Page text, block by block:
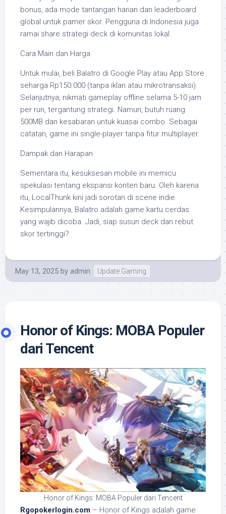
bonus, ada mode tantangan harian dan leaderboard
global untuk pamer skor. Pengguna di Indonesia juga
ramai share strategi deck di komunitas lokal.
Cara Main dan Harga
Untuk mulai, beli Balatro di Google Play atau App Store
seharga Rp150.000 (tanpa iklan atau mikrotransaksi).
Selanjutnya, nikmati gameplay offline selama 5-10 jam
per run, tergantung strategi. Namun, butuh ruang
500MB dan kesabaran untuk kuasai combo. Sebagai
catatan, game ini single-player tanpa fitur multiplayer.
Dampak dan Harapan
Sementara itu, kesuksesan mobile ini memicu
spekulasi tentang ekspansi konten baru. Oleh karena
itu, LocalThunk kini jadi sorotan di scene indie.
Kesimpulannya, Balatro adalah game kartu cerdas
yang wajib dicoba. Jadi, siap susun deck dan rebut
skor tertinggi?
May 13, 2025 by admin Update Gaming
Honor of Kings: MOBA Populer
dari Tencent
Honor of Kings: MOBA Populer dari Tencent
Rgopokerlogin.com – Honor of Kings adalah game